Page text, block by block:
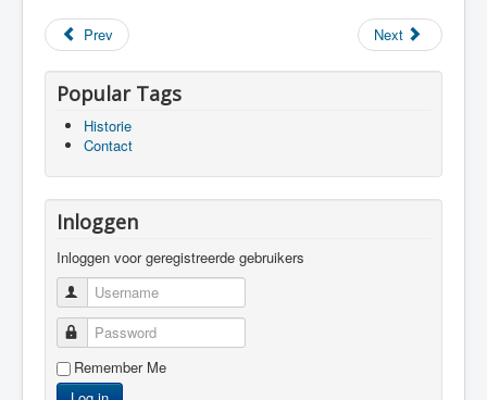
Prev Next
Popular Tags
Historie
Contact
Inloggen
Inloggen voor geregistreerde gebruikers
Username
Password
Remember Me